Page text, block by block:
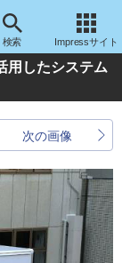
検索 Impressサイト
用したシステム
次の画像